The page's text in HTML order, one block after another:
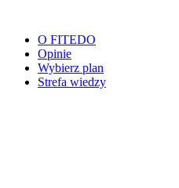
treści
O FITEDO
Opinie
Wybierz plan
Strefa wiedzy